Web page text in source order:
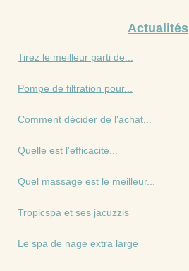
Actualités
Tirez le meilleur parti de...
Pompe de filtration pour...
Comment décider de l'achat...
Quelle est l'efficacité...
Quel massage est le meilleur...
Tropicspa et ses jacuzzis
Le spa de nage extra large